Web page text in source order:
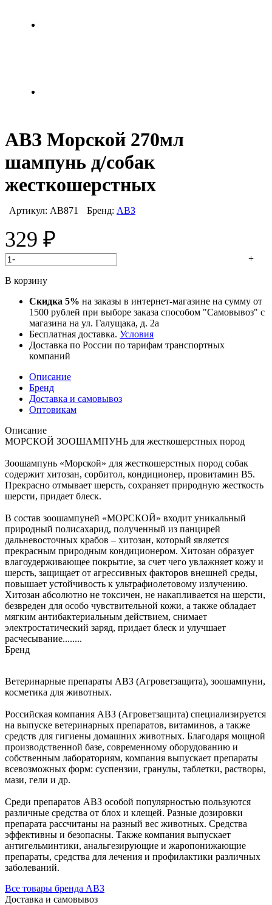
АВЗ Морской 270мл
шампунь д/собак
жесткошерстных
Артикул: АВ871 Бренд: АВЗ
329 ₽
- +
В корзину
Скидка 5% на заказы в интернет-магазине на сумму от
1500 рублей при выборе заказа способом "Самовывоз" с
магазина на ул. Галущака, д. 2а
Бесплатная доставка. Условия
Доставка по России по тарифам транспортных
компаний
Описание
Бренд
Доставка и самовывоз
Оптовикам
Описание
МОРСКОЙ ЗООШАМПУНЬ для жесткошерстных пород
Зоошампунь «Морской» для жесткошерстных пород собак
содержит хитозан, сорбитол, кондиционер, провитамин В5.
Прекрасно отмывает шерсть, сохраняет природную жесткость
шерсти, придает блеск.
В состав зоошампуней «МОРСКОЙ» входит уникальный
природный полисахарид, полученный из панцирей
дальневосточных крабов – хитозан, который является
прекрасным природным кондиционером. Хитозан образует
влагоудерживающее покрытие, за счет чего увлажняет кожу и
шерсть, защищает от агрессивных факторов внешней среды,
повышает устойчивость к ультрафиолетовому излучению.
Хитозан абсолютно не токсичен, не накапливается на шерсти,
безвреден для особо чувствительной кожи, а также обладает
мягким антибактериальным действием, снимает
электростатический заряд, придает блеск и улучшает
расчесывание........
Бренд
Ветеринарные препараты АВЗ (Агроветзащита), зоошампуни,
косметика для животных.
Российская компания АВЗ (Агроветзащита) специализируется
на выпуске ветеринарных препаратов, витаминов, а также
средств для гигиены домашних животных. Благодаря мощной
производственной базе, современному оборудованию и
собственным лабораториям, компания выпускает препараты
всевозможных форм: суспензии, гранулы, таблетки, растворы,
мази, гели и др.
Среди препаратов АВЗ особой популярностью пользуются
различные средства от блох и клещей. Разные дозировки
препарата рассчитаны на разный вес животных. Средства
эффективны и безопасны. Также компания выпускает
антигельминтики, анальгезирующие и жаропонижающие
препараты, средства для лечения и профилактики различных
заболеваний.
Все товары бренда АВЗ
Доставка и самовывоз